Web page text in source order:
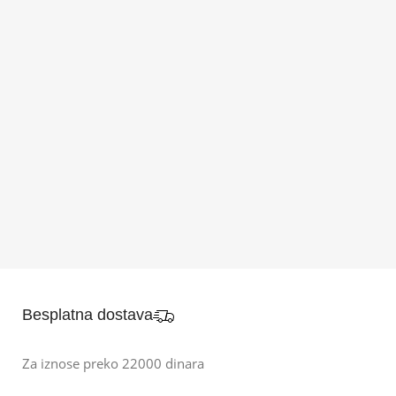
Besplatna dostava
Za iznose preko 22000 dinara